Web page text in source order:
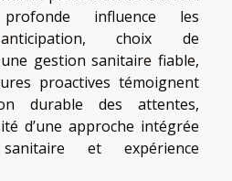
influence les
anticipation, choix de
gestion sanitaire fiable,
proactives témoignent
durable des attentes,
d’une approche intégrée
et expérience